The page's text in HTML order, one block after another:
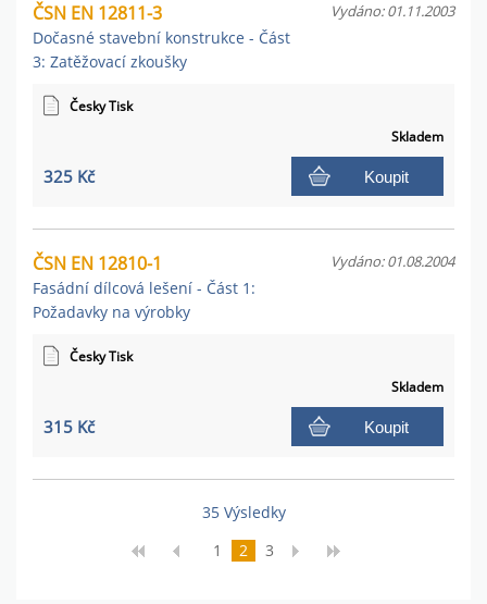
ČSN EN 12811-3
Dočasné stavební konstrukce - Část
3: Zatěžovací zkoušky
Vydáno: 01.11.2003
Česky Tisk
Skladem
325 Kč Koupit
ČSN EN 12810-1
Fasádní dílcová lešení - Část 1:
Požadavky na výrobky
Vydáno: 01.08.2004
Česky Tisk
Skladem
315 Kč Koupit
35 Výsledky
1
2 3